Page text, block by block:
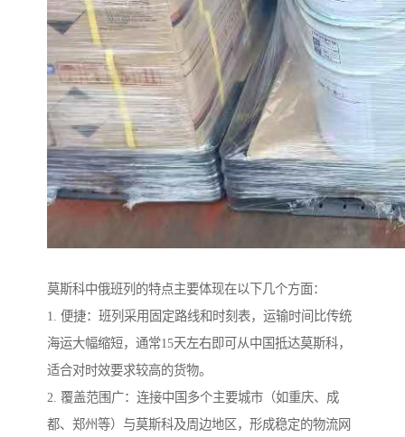
莫斯科中俄班列的特点主要体现在以下几个方面：
1. 便捷：班列采用固定路线和时刻表，运输时间比传统
海运大幅缩短，通常15天左右即可从中国抵达莫斯科，
适合对时效要求较高的货物。
2. 覆盖范围广：连接中国多个主要城市（如重庆、成
都、郑州等）与莫斯科及周边地区，形成稳定的物流网